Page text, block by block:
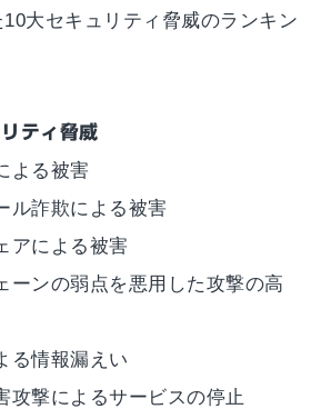
大セキュリティ脅威のランキン
ティ脅威
よる被害
詐欺による被害
による被害
ンの弱点を悪用した攻撃の高
情報漏えい
撃によるサービスの停止